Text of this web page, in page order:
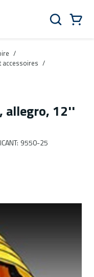
Rechercher
/
accessoires /
allegro, 12''
: 9550-25